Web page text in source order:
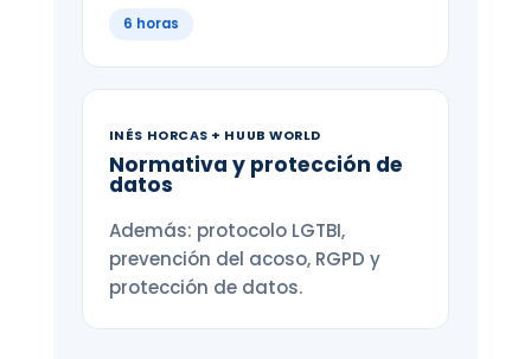
6 horas
INÉS HORCAS + HUUB WORLD
Normativa y protección de
datos
Además: protocolo LGTBI,
prevención del acoso, RGPD y
protección de datos.